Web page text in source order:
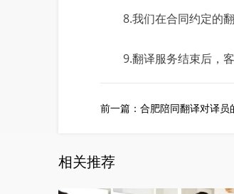
8.我们在合同约定的翻
9.翻译服务结束后，客
前一篇： 合肥陪同翻译对译员
相关推荐